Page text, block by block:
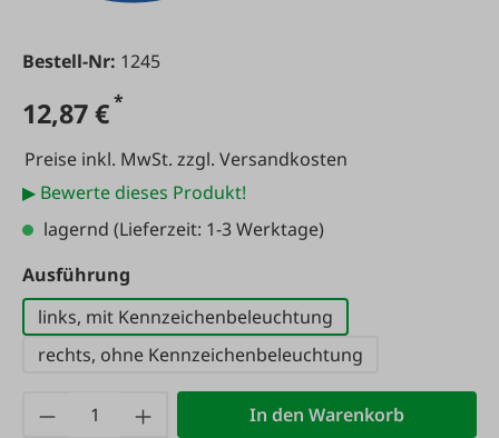
Bestell-Nr: 1245
12,87 €*
Preise inkl. MwSt. zzgl. Versandkosten
▶ Bewerte dieses Produkt!
lagernd (Lieferzeit: 1-3 Werktage)
Ausführung
links, mit Kennzeichenbeleuchtung
rechts, ohne Kennzeichenbeleuchtung
Produkt Anzahl: Gib den gewünschten
In den Warenkorb